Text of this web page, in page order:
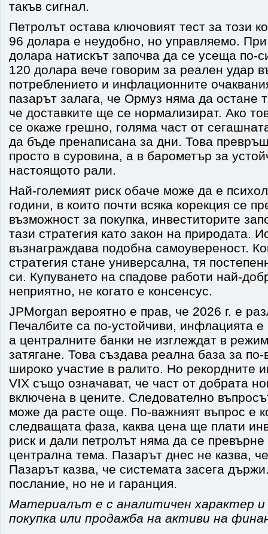
такъв сигнал.
Петролът остава ключовият тест за този
96 долара е неудобно, но управляемо.
долара натискът започва да се усеща по-
120 долара вече говорим за реален удар
потреблението и инфлационните
пазарът залага, че Ормуз няма да остане
че доставките ще се нормализират. Ако
се окаже грешно, голяма част от
да бъде пренаписана за дни. Това
просто в суровина, а в барометър за
настоящото рали.
Най-големият риск обаче може да е
години, в които почти всяка корекция се
възможност за покупка, инвеститорите
тази стратегия като закон на природата.
възнаграждава подобна самоувереност.
стратегия стане универсална, тя
си. Купуването на спадове работи най-
неприятно, не когато е консенсус.
JPMorgan вероятно е прав, че 2026 г. е
Печалбите са по-устойчиви, инфлацията
а централните банки не изглеждат в
затягане. Това създава реална база за
широко участие в ралито. Но рекордните
VIX също означават, че част от добрата
включена в цените. Следователно
може да расте още. По-важният въпрос е
следващата фаза, каква цена ще плати
риск и дали петролът няма да се
централна тема. Пазарът днес не казва,
Пазарът казва, че системата засега
послание, но не и гаранция.
Материалът е с аналитичен характер и
покупка или продажба на активи на